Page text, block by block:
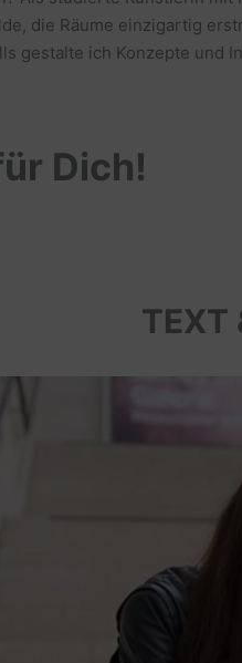
die Räume einzigartig
gestalte ich Konzepte und
Dich!
TEXT